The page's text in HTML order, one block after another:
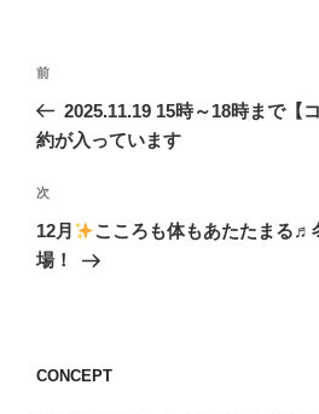
投
ナ
ゲ
ー
シ
前
の
投
前
2025.11.19 15時～18時まで【
約が入っています
次
の
投
次
12月
こころも体もあたたまる♬
場！
CONCEPT